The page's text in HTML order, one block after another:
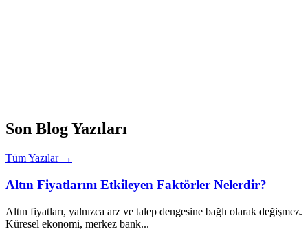
Son Blog Yazıları
Tüm Yazılar →
Altın Fiyatlarını Etkileyen Faktörler Nelerdir?
Altın fiyatları, yalnızca arz ve talep dengesine bağlı olarak değişmez.
Küresel ekonomi, merkez bank...